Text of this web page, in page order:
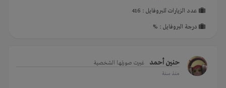
عدد الزيارات للبروفايل : 416
درجة البروفايل : %
حنين أحمد غيرت صورتها الشخصية
منذ سنة